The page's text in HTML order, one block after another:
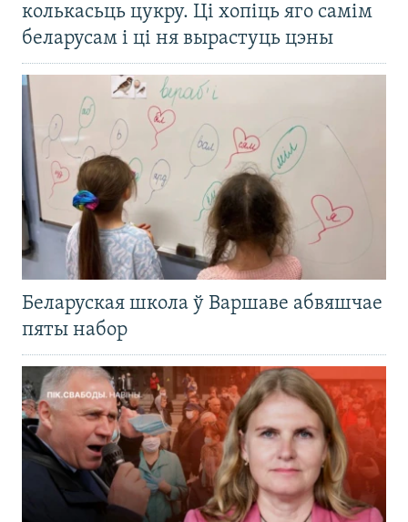
колькасьць цукру. Ці хопіць яго самім
беларусам і ці ня вырастуць цэны
Беларуская школа ў Варшаве абвяшчае
пяты набор